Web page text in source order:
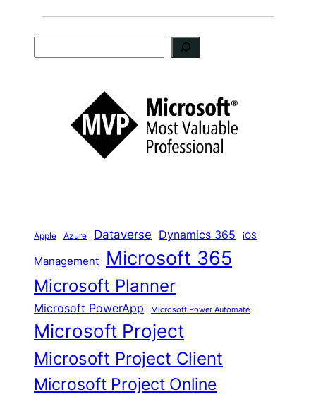
Apple Azure Dataverse Dynamics 365 iOS
Management Microsoft 365
Microsoft Planner
Microsoft PowerApp Microsoft Power Automate
Microsoft Project
Microsoft Project Client
Microsoft Project Online